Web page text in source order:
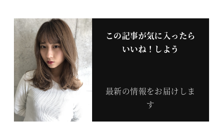
この記事が気に入ったら
いいね！しよう
最新の情報をお届けしま
す